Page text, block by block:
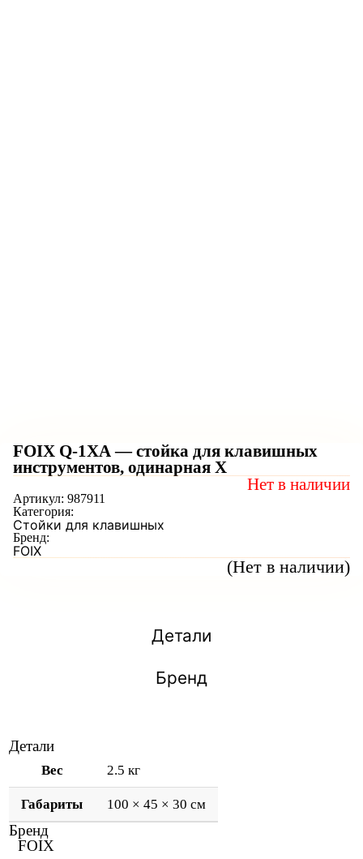
FOIX Q-1XA — стойка для клавишных
инструментов, одинарная X
(Нет в наличии)
Нет в наличии
Артикул: 987911
Категория:
Стойки для клавишных
Бренд:
FOIX
Детали
Бренд
Детали
Вес 2.5 кг
Габариты 100 × 45 × 30 см
Бренд
FOIX